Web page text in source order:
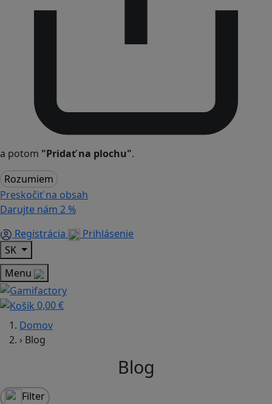
a potom "Pridať na plochu".
Rozumiem
Preskočiť na obsah
Darujte nám 2 %
Registrácia
Prihlásenie
SK
Menu
0,00 €
Domov
› Blog
Blog
Filter